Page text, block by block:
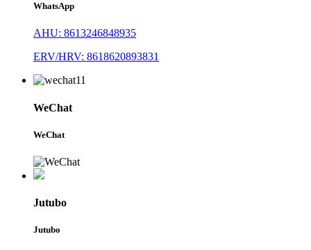
WhatsApp
AHU: 8613246848935
ERV/HRV: 8618620893831
WeChat
WeChat
Jutubo
Jutubo